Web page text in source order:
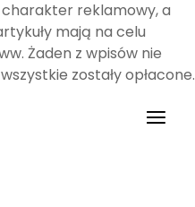
reklamowy, a
mają na celu
Żaden z wpisów nie
zostały opłacone.